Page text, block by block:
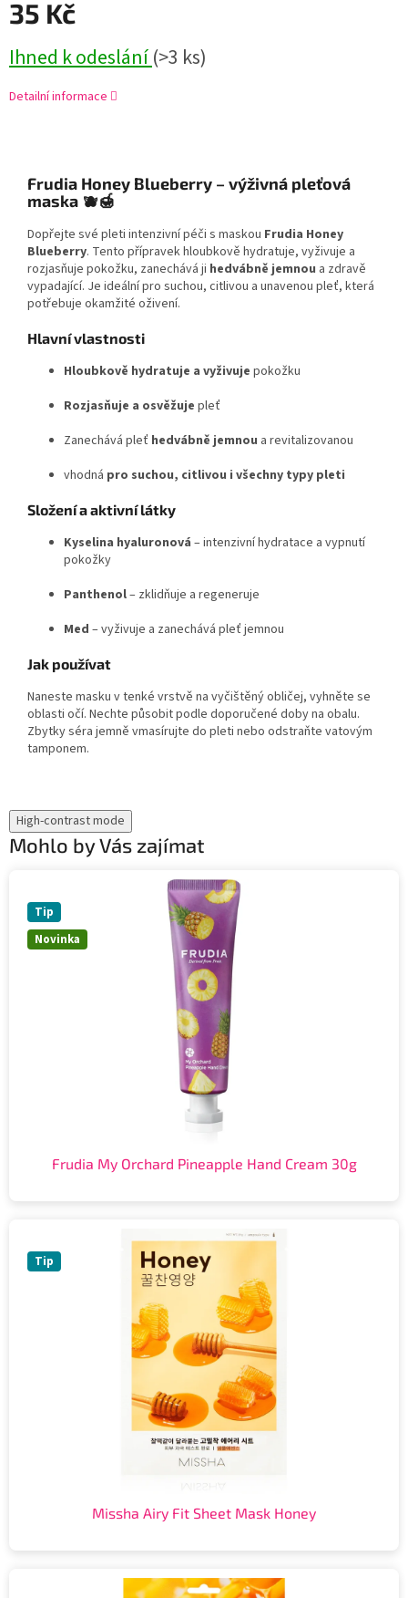
35 Kč
Ihned k odeslání(>3 ks)
Detailní informace
Frudia Honey Blueberry – výživná pleťová
maska 🫐🍯
Dopřejte své pleti intenzivní péči s maskou Frudia Honey
Blueberry. Tento přípravek hloubkově hydratuje, vyživuje a
rozjasňuje pokožku, zanechává ji hedvábně jemnou a zdravě
vypadající. Je ideální pro suchou, citlivou a unavenou pleť, která
potřebuje okamžité oživení.
Hlavní vlastnosti
Hloubkově hydratuje a vyživuje pokožku
Rozjasňuje a osvěžuje pleť
Zanechává pleť hedvábně jemnou a revitalizovanou
vhodná pro suchou, citlivou i všechny typy pleti
Složení a aktivní látky
Kyselina hyaluronová – intenzivní hydratace a vypnutí
pokožky
Panthenol– zklidňuje a regeneruje
Med – vyživuje a zanechává pleť jemnou
Jak používat
Naneste masku v tenké vrstvě na vyčištěný obličej, vyhněte se
oblasti očí. Nechte působit podle doporučené doby na obalu.
Zbytky séra jemně vmasírujte do pleti nebo odstraňte vatovým
tamponem.
High-contrast mode
Mohlo by Vás zajímat
Novinka
Tip
Frudia My Orchard Pineapple Hand Cream 30g
Tip
Missha Airy Fit Sheet Mask Honey